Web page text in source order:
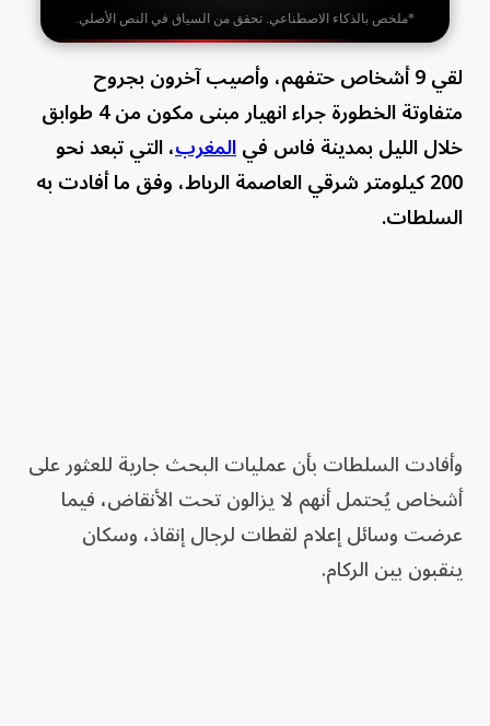
*ملخص بالذكاء الاصطناعي. تحقق من السياق في النص الأصلي.
لقي 9 أشخاص حتفهم، وأصيب آخرون بجروح
متفاوتة الخطورة جراء انهيار مبنى مكون من 4 طوابق
خلال الليل بمدينة فاس فيالمغرب، التي تبعد نحو
200 كيلومتر شرقي العاصمة الرباط، وفق ما أفادت به
السلطات.
وأفادت السلطات بأن عمليات البحث جارية للعثور على
أشخاص يُحتمل أنهم لا يزالون تحت الأنقاض، فيما
عرضت وسائل إعلام لقطات لرجال إنقاذ، وسكان
ينقبون بين الركام.